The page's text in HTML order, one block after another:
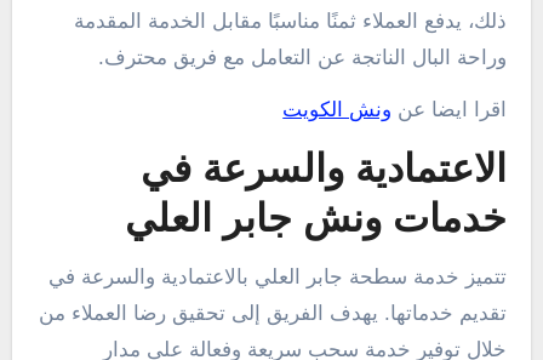
ذلك، يدفع العملاء ثمنًا مناسبًا مقابل الخدمة المقدمة
وراحة البال الناتجة عن التعامل مع فريق محترف.
اقرا ايضا عن ونش الكويت
الاعتمادية والسرعة في
خدمات ونش جابر العلي
تتميز خدمة سطحة جابر العلي بالاعتمادية والسرعة في
تقديم خدماتها. يهدف الفريق إلى تحقيق رضا العملاء من
خلال توفير خدمة سحب سريعة وفعالة على مدار